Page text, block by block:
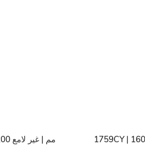
1755CY | 1600x3200 مم | غير لامع